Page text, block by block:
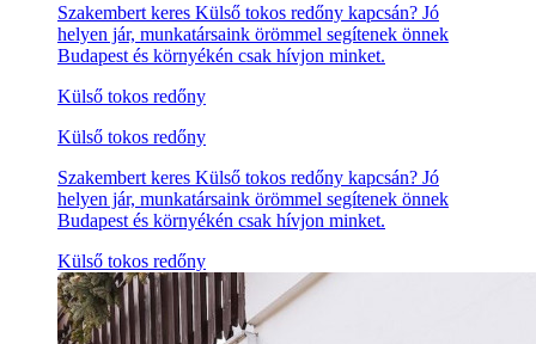
Szakembert keres Külső tokos redőny kapcsán? Jó
helyen jár, munkatársaink örömmel segítenek önnek
Budapest és környékén csak hívjon minket.
Külső tokos redőny
Külső tokos redőny
Szakembert keres Külső tokos redőny kapcsán? Jó
helyen jár, munkatársaink örömmel segítenek önnek
Budapest és környékén csak hívjon minket.
Külső tokos redőny